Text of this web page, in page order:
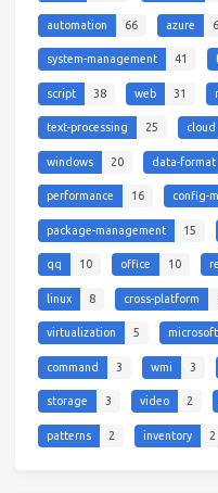
automation 66 azure
system-management 41
script 38 web 31
text-processing 25 cloud
windows 20 data-format
performance 16 config-
package-management 15
qq 10 office 10
linux 8 cross-platform
virtualization 5 microsoft
command 3 wmi 3
storage 3 video 2
patterns 2 inventory 2